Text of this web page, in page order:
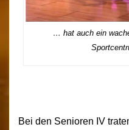
… hat auch ein
Bei den Senioren IV